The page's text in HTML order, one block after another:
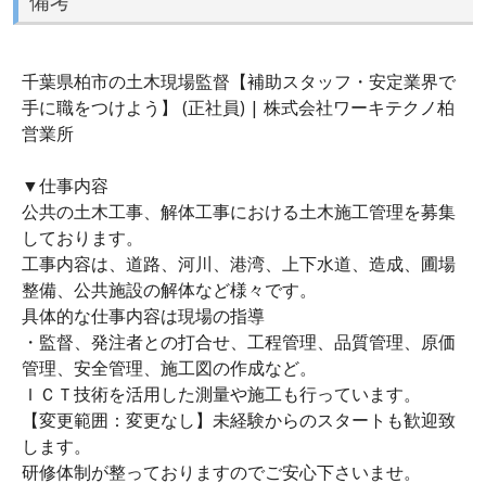
千葉県柏市の土木現場監督【補助スタッフ・安定業界で
手に職をつけよう】 (正社員) | 株式会社ワーキテクノ柏
営業所
▼仕事内容
公共の土木工事、解体工事における土木施工管理を募集
しております。
工事内容は、道路、河川、港湾、上下水道、造成、圃場
整備、公共施設の解体など様々です。
具体的な仕事内容は現場の指導
・監督、発注者との打合せ、工程管理、品質管理、原価
管理、安全管理、施工図の作成など。
ＩＣＴ技術を活用した測量や施工も行っています。
【変更範囲：変更なし】未経験からのスタートも歓迎致
します。
研修体制が整っておりますのでご安心下さいませ。